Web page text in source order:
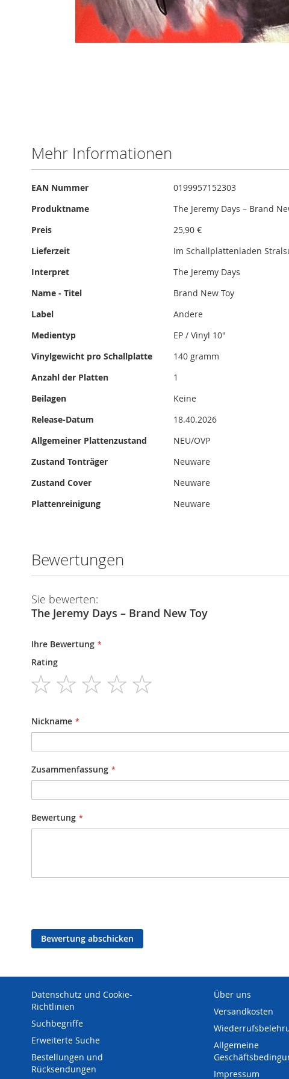
the
Mehr Informationen
Mehr
EAN Nummer
0199957152303
Produktname
The Jeremy Days – Brand
Preis
25,90 €
Lieferzeit
Im Schallplattenladen
Interpret
The Jeremy Days
Name - Titel
Brand New Toy
Label
Andere
Medientyp
EP / Vinyl 10"
Vinylgewicht pro Schallplatte
140 gramm
Anzahl der Platten
1
Beilagen
Keine
Release-Datum
18.40.2026
Allgemeiner Plattenzustand
NEU/OVP
Zustand Tonträger
Neuware
Zustand Cover
Neuware
Plattenreinigung
Neuware
Bewertungen
Sie bewerten:
The Jeremy Days – Brand New Toy
Ihre Bewertung
Rating
1
star
2
stars
3
stars
4
stars
Nickname
Zusammenfassung
Bewertung
Bewertung abschicken
Datenschutz und Cookie-
Richtlinien
Suchbegriffe
Erweiterte Suche
Bestellungen und
Rücksendungen
Über uns
Versandkosten
Allgemeine
Impressum